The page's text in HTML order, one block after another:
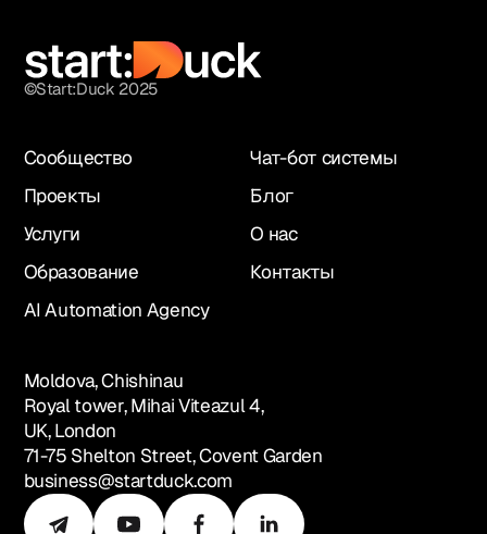
©Start:Duck 2025
Сообщество
Проекты
Услуги
Образование
AI Automation Agency
Чат-бот системы
Блог
О нас
Контакты
Moldova, Chishinau
Royal tower, Mihai Viteazul 4,
UK, London
71-75 Shelton Street, Covent Garden
business@startduck.com